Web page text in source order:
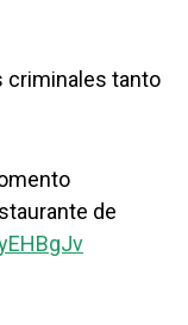
criminales tanto
de